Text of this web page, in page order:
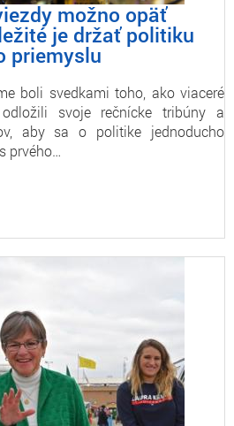
možno opäť
je držať politiku
priemyslu
boli svedkami toho, ako viaceré
svoje rečnícke tribúny a
aby sa o politike jednoducho
prvého…